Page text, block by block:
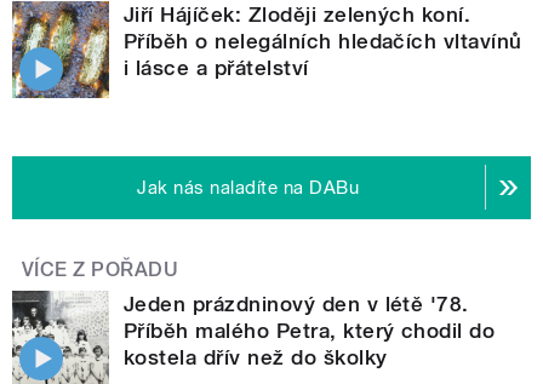
Jiří Hájíček: Zloději zelených koní.
Příběh o nelegálních hledačích vltavínů
i lásce a přátelství
Jak nás naladíte na DABu
VÍCE Z POŘADU
Jeden prázdninový den v létě '78.
Příběh malého Petra, který chodil do
kostela dřív než do školky